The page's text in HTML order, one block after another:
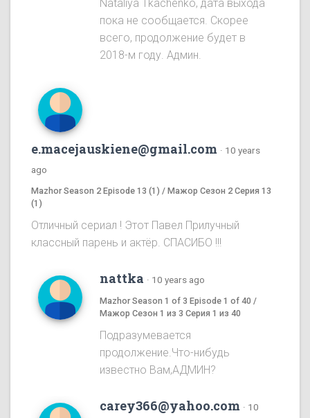
Nataliya Tkachenko, дата выхода
пока не сообщается. Скорее
всего, продолжение будет в
2018-м году. Админ.
e.macejauskiene@gmail.com · 10 years
ago
Mazhor Season 2 Episode 13 (1) / Мажор Сезон 2 Серия 13
(1)
Отличный сериал ! Этот Павел Прилучный
классный парень и актёр. СПАСИБО !!!
nattka · 10 years ago
Mazhor Season 1 of 3 Episode 1 of 40 /
Мажор Сезон 1 из 3 Серия 1 из 40
Подразумевается
продолжение.Что-нибудь
известно Вам,АДМИН?
carey366@yahoo.com · 10